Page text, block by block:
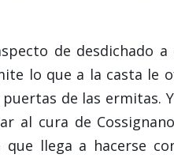
de desdichado
lo que a la casta le
de las ermitas.
al cura de
llega a hacerse